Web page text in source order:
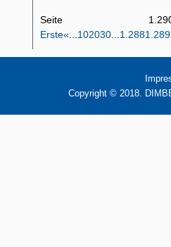
Seite
Erste« 102030 1.2881.289
Copyright © 2018.